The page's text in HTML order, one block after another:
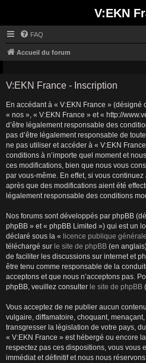
V:EKN
FAQ
Accueil du forum
V:EKN France - Inscription
En accédant à « V:EKN France » (désigné
« nos », « V:EKN France » et « http://
d’être légalement responsable des
pas d’être légalement responsable de
ne pas utiliser et accéder à « V:EKN
conditions à n’importe quel moment et
ces modifications, bien que nous vous
par vous-même. En effet, si vous
après que des modifications aient été
légalement responsable des conditions
Nos forums sont développés par phpBB
phpBB » et « phpBB Limited ») qui est un
déclaré sous la « licence publique
téléchargé sur le site de phpBB (en
de faciliter les discussions sur internet et
être tenu comme responsable de la
acceptons et que nous n’acceptons pas.
phpBB, veuillez consulter le site de phpBB
Vous acceptez de ne publier aucun
vulgaire, diffamatoire, choquant,
transgresser la législation de votre pays,
« V:EKN France » est hébergé ou encore
respectez pas ces dispositions, vous vous
immédiat et définitif et nous nous